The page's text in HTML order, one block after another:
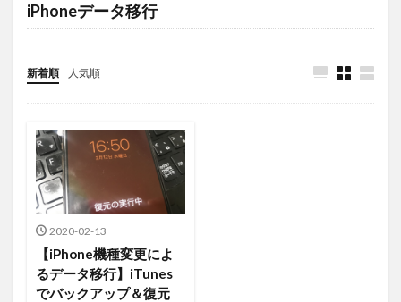
iPhoneデータ移行
新着順 人気順
2020-02-13
【iPhone機種変更によ
るデータ移行】iTunes
でバックアップ＆復元